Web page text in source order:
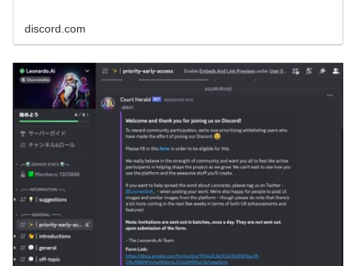
discord.com